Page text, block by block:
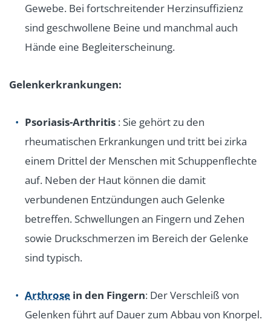
Gewebe. Bei fortschreitender Herzinsuffizienz
sind geschwollene Beine und manchmal auch
Hände eine Begleiterscheinung.
Gelenkerkrankungen:
Psoriasis-Arthritis : Sie gehört zu den
rheumatischen Erkrankungen und tritt bei zirka
einem Drittel der Menschen mit Schuppenflechte
auf. Neben der Haut können die damit
verbundenen Entzündungen auch Gelenke
betreffen. Schwellungen an Fingern und Zehen
sowie Druckschmerzen im Bereich der Gelenke
sind typisch.
Arthrose in den Fingern: Der Verschleiß von
Gelenken führt auf Dauer zum Abbau von Knorpel.